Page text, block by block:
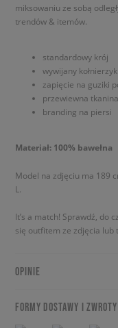
miksowaniu ze sobą
trendów & itemów.
standardowy krój
wywijany kołnierzyk
zapięcie na guziki
przewiewna
branding na piersi
Materiał: 100% bawełna
Model na zdjęciu ma 189
L.
It’s a match! Sprawdź, do
się outfitem ze zdjęcia lub
OPINIE
FORMY DOSTAWY I ZWROTY